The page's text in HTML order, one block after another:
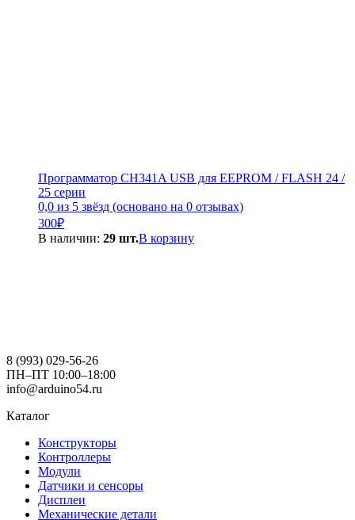
Программатор CH341A USB для EEPROM / FLASH 24 /
25 серии
0,0 из 5 звёзд (основано на 0 отзывах)
300₽
В наличии: 29 шт.В корзину
8 (993) 029-56-26
ПН–ПТ 10:00–18:00
info@arduino54.ru
Каталог
Конструкторы
Контроллеры
Модули
Датчики и сенсоры
Дисплеи
Механические детали